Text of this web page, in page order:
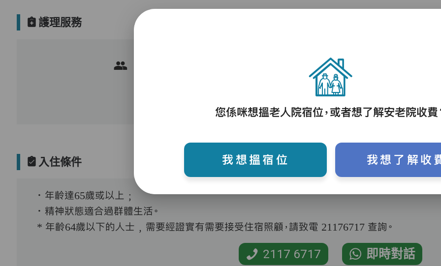
護理服務
護理評估、執藥、核派藥、量度生命表徵、協
助沐浴、餵飯、換尿片
入住條件
．年齡達65歲或以上﹔
．精神狀態適合過群體生活。
* 年齡64歲以下的人士﹐需要經證實有需要接受住宿照顧，請致電 21176717 查詢。
2117 6717 即時對話
您係咪想搵老人院宿位，或者想了解安老院收費
我想搵宿位 我想了解收